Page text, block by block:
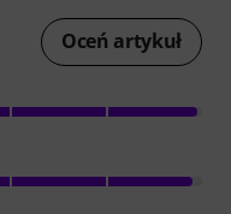
Oceń artykuł